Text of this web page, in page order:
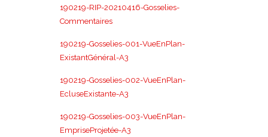
190219-RIP-20210416-Gosselies-
Commentaires
190219-Gosselies-001-VueEnPlan-
ExistantGénéral-A3
190219-Gosselies-002-VueEnPlan-
EcluseExistante-A3
190219-Gosselies-003-VueEnPlan-
EmpriseProjetée-A3